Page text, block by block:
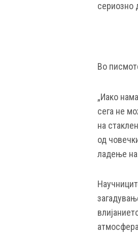
сериозно
Во
„Иако
сега не
на
од
ладење на